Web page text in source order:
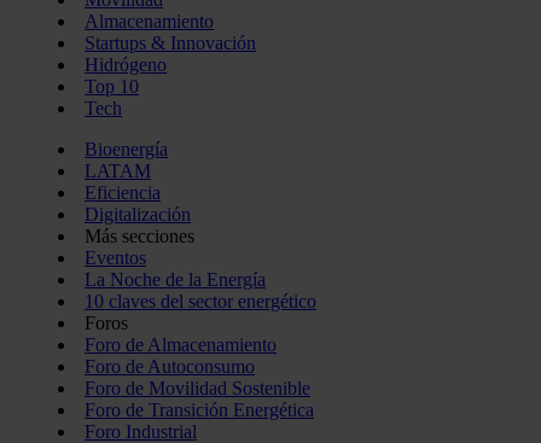
Almacenamiento
Startups & Innovación
Hidrógeno
Top 10
Tech
Bioenergía
LATAM
Eficiencia
Digitalización
Más secciones
Eventos
La Noche de la Energía
10 claves del sector energético
Foros
Foro de Almacenamiento
Foro de Autoconsumo
Foro de Movilidad Sostenible
Foro de Transición Energética
Foro Industrial